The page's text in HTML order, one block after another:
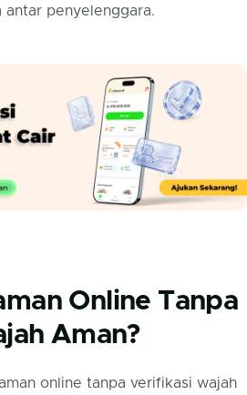
penyelenggara.
Online Tanpa
Aman?
online tanpa verifikasi wajah